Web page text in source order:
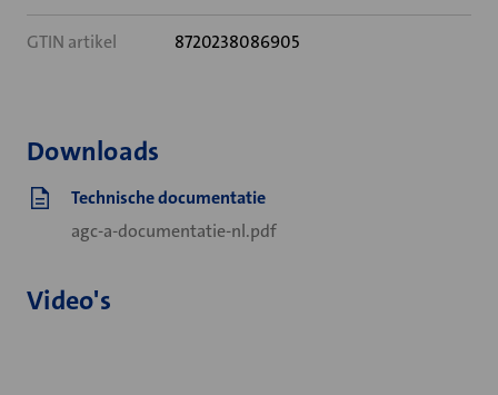
GTIN artikel 8720238086905
Downloads
Technische documentatie
agc-a-documentatie-nl.pdf
Video's